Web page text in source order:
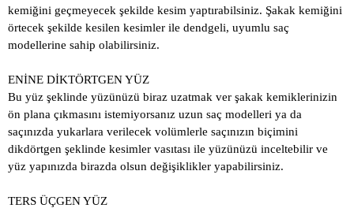
kemiğini geçmeyecek şekilde kesim yaptırabilsiniz. Şakak kemiğini
örtecek şekilde kesilen kesimler ile dendgeli, uyumlu saç
modellerine sahip olabilirsiniz.
ENİNE DİKTÖRTGEN YÜZ
Bu yüz şeklinde yüzünüzü biraz uzatmak ver şakak kemiklerinizin
ön plana çıkmasını istemiyorsanız uzun saç modelleri ya da
saçınızda yukarlara verilecek volümlerle saçınızın biçimini
dikdörtgen şeklinde kesimler vasıtası ile yüzünüzü inceltebilir ve
yüz yapınızda birazda olsun değişiklikler yapabilirsiniz.
TERS ÜÇGEN YÜZ